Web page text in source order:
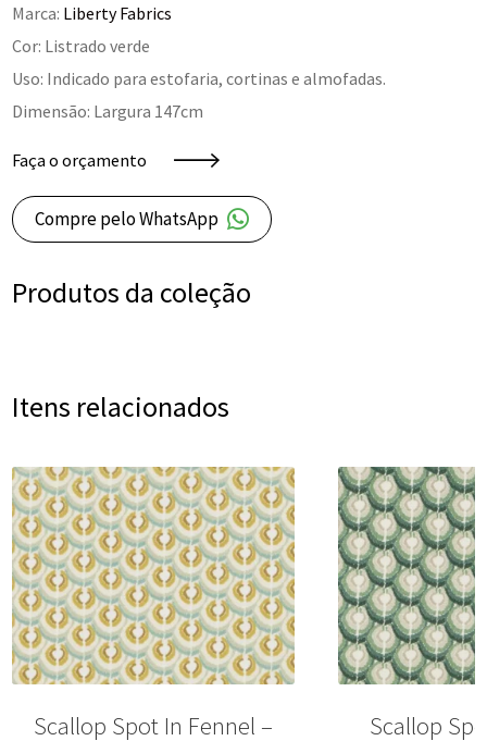
Marca: Liberty Fabrics
Cor: Listrado verde
Uso: Indicado para estofaria, cortinas e almofadas.
Dimensão: Largura 147cm
Faça o orçamento
Compre pelo WhatsApp
Produtos da coleção
Itens relacionados
Scallop Spot In Fennel – Scallop